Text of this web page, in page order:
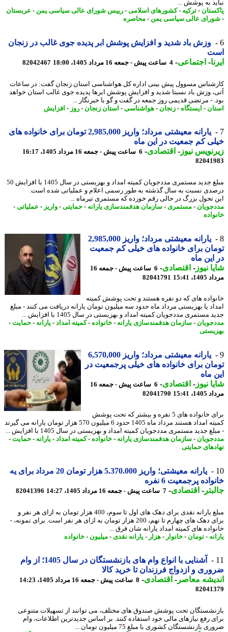
به پوشش ...
-ترکیه-کشورهای اسلامی-رییس شورای عالی سیاسی یمن -عربستان
عالی سیاسی یمن -محاصره
وزش باد شدید و افزایش پوشش ابر پدیده جوی غالب در زنجان
-اجتماعی-4 ساعت پیش - جمعه 16 مرداد 1405، 18:00 82042467
مسوول پیش بینی اداره کل هواشناسی استان زنجان گفت: در ساعات
وزش باد نسبتا شدید و افزایش پوشش ابرها پدیده جوی غالب استان خواهد
- مرتضی قدیمی روز جمعه در گفت و گو با خبرنگار ...
-ایستگاه-زنجان-هواشناسی-استان زنجان-روز- افزایش
یارانه معیشتی مرداد؛ واریز 2,985,000 تومان برای خانواده های
کم جمعیت در این ماه
نیوز-اقتصادی-6 ساعت پیش - جمعه 16 مرداد 1405، 16:17
مبلغ جدید مستمری مددجویان کمیته امداد و بهزیستی در سال 1405 با افزایش 50
نسبت به سال گذشته به طور رسمی اعلام و عملیاتی شده است.
تحول بزرگ در حالی رقم خورده که مستمری تیرماه ...
-مستمری- سازمان هدفمندسازی یارانه- حمایتی-واریز- عملیاتی-
یارانه معیشتی مرداد؛ واریز 2,985,000
برای خانواده های خیلی کم جمعیت
ماه
نیوز-اقتصادی-
6 ساعت پیش - جمعه 16
15:41
82041791
های که دو نفره هستند و تحت پوشش کمیته
یا بهزیستی مرداد ماه حدود سه میلیون تومان یارانه دریافت می کنند - مبلغ
مستمری مددجویان کمیته امداد و بهزیستی در سال 1405 با افزایش ...
-سازمان هدفمندسازی یارانه- خانواده- کمیته امداد -یارانه- حمایت-
یارانه معیشتی مرداد؛ واریز 6,570,000
برای خانواده های خیلی پرجمعیت در
ماه
نیوز-اقتصادی-
6 ساعت پیش - جمعه 16
15:41
82041790
برای خانواده های 5 نفره و بیشتر که تحت پوشش
کمیته امداد هستند مرداد ماه 1405 حدود 6 میلیون 570 هزار تومان یارانه می گیرند
جدید مستمری مددجویان کمیته امداد و بهزیستی در سال 1405 با افزایش ...
-سازمان هدفمندسازی یارانه- خانواده- کمیته امداد -یارانه- حمایت-
حمایتی
یارانه معیشتی؛ واریز 5.370.000 هزار تومان 20 مرداد برای یه
پرجمعیت 6 نفره
-اقتصادی-7 ساعت پیش - جمعه 16 مرداد 1405، 14:27 82041396
مبلغ یارانه نقدی برای دهک های اول تا سوم، 400 هزار تومان به ازای هر نفر و
برای دهک های چهارم تا نهم، 200 هزار تومان به ازای هر نفر است. برای نمونه، -
های کمیته امداد یارانه شان فرق ...
- تومان-خانوار-هزار - یارانه نقدی-میلیون-خانواده
آشنایی با انواع وام های بازنشستگان در سال 1405؛ از وام
و ازدواج فرزندان تا خرید کالا
معاصر-اقتصادی-8 ساعت پیش - جمعه 16 مرداد 1405، 14:23
تحت پوشش صندوق های مختلف، می توانند از تسهیلات متنوعی
رفع نیازهای مالی خود استفاده کنند. بر اساس جدیدترین اطلاعات، وام
بازنشستگان کشوری با مبلغ 75 میلیون تومان ...